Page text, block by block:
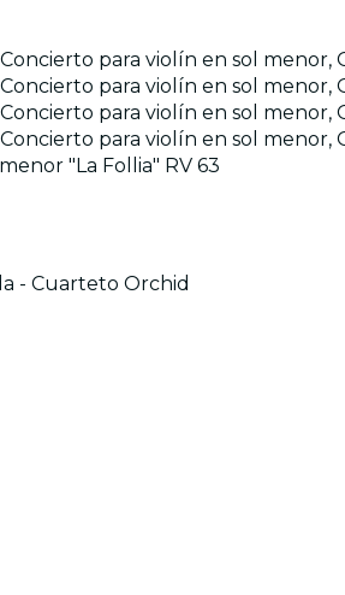
para violín en sol menor,
para violín en sol menor,
para violín en sol menor,
para violín en sol menor,
"La Follia" RV 63
- Cuarteto Orchid